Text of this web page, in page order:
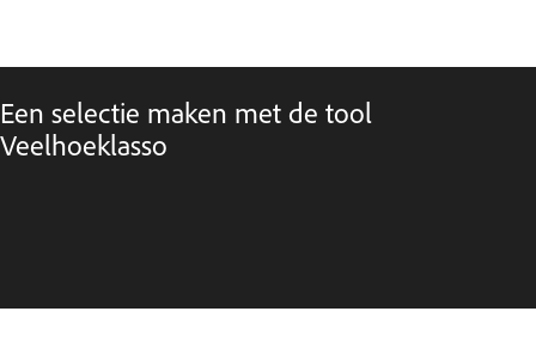
Een selectie maken met de tool
Veelhoeklasso